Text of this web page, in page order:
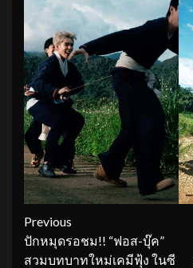
Continue
Reading
Previous
ปักหมุดรอชม!! “ฟอส-บุ๊ค”
สวมบทบาทใหม่เคมีฟุ้ง ในซี